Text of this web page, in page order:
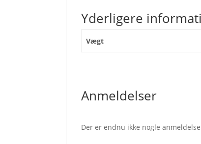
Yderligere
Vægt
Anmeldelser
Der er endnu ikke nogle